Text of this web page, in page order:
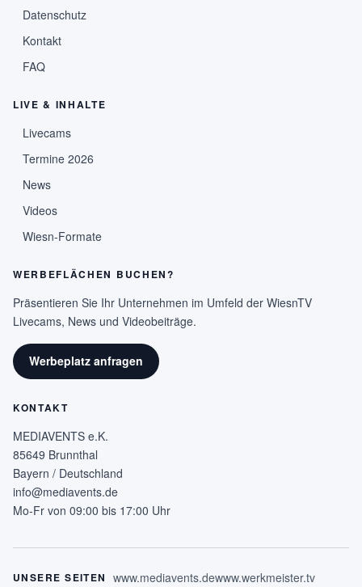
Datenschutz
Kontakt
FAQ
LIVE & INHALTE
Livecams
Termine 2026
News
Videos
Wiesn-Formate
WERBEFLÄCHEN BUCHEN?
Präsentieren Sie Ihr Unternehmen im Umfeld der WiesnTV
Livecams, News und Videobeiträge.
Werbeplatz anfragen
KONTAKT
MEDIAVENTS e.K.
85649 Brunnthal
Bayern / Deutschland
info@mediavents.de
Mo-Fr von 09:00 bis 17:00 Uhr
UNSERE SEITEN www.mediavents.dewww.werkmeister.tv